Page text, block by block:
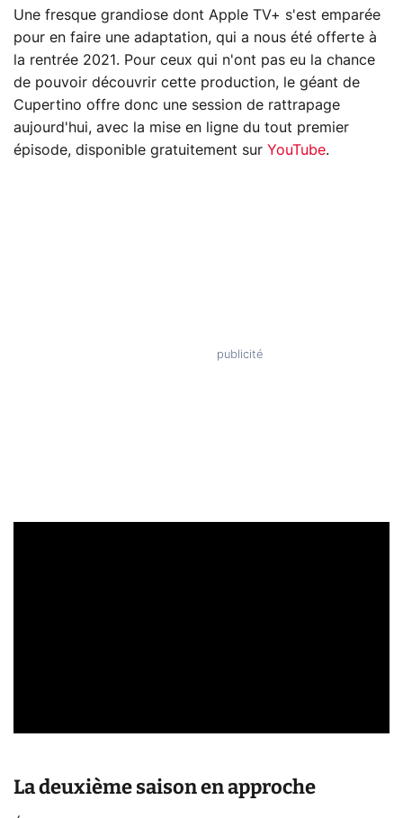
Une fresque grandiose dont Apple TV+ s'est emparée
pour en faire une adaptation, qui a nous été offerte à
la rentrée 2021. Pour ceux qui n'ont pas eu la chance
de pouvoir découvrir cette production, le géant de
Cupertino offre donc une session de rattrapage
aujourd'hui, avec la mise en ligne du tout premier
épisode, disponible gratuitement sur YouTube.
La deuxième saison en approche